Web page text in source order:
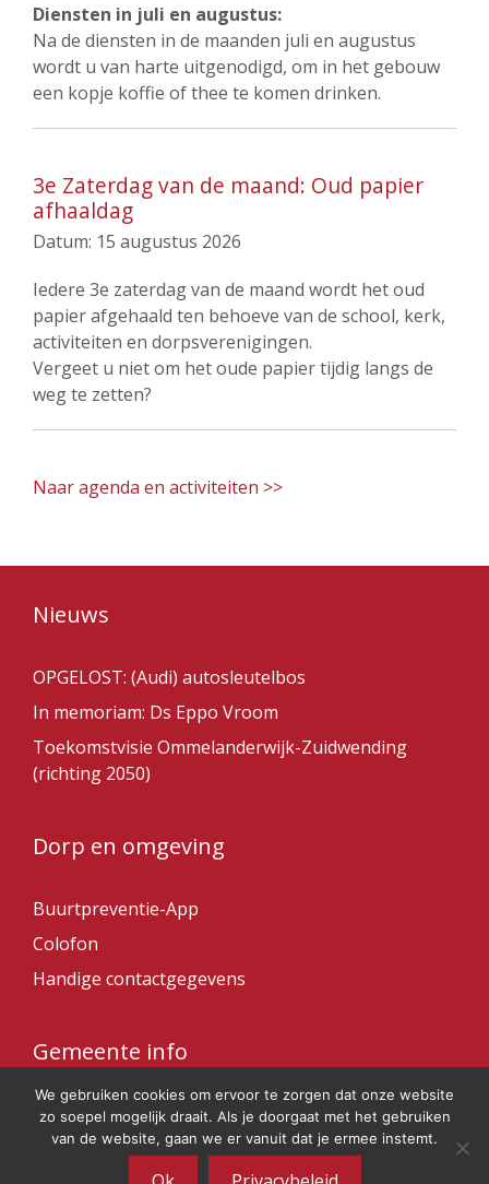
Diensten in juli en augustus:
Na de diensten in de maanden juli en augustus
wordt u van harte uitgenodigd, om in het gebouw
een kopje koffie of thee te komen drinken.
3e Zaterdag van de maand: Oud papier
afhaaldag
Datum: 15 augustus 2026
Iedere 3e zaterdag van de maand wordt het oud
papier afgehaald ten behoeve van de school, kerk,
activiteiten en dorpsverenigingen.
Vergeet u niet om het oude papier tijdig langs de
weg te zetten?
Naar agenda en activiteiten >>
Nieuws
OPGELOST: (Audi) autosleutelbos
In memoriam: Ds Eppo Vroom
Toekomstvisie Ommelanderwijk-Zuidwending
(richting 2050)
Dorp en omgeving
Buurtpreventie-App
Colofon
Handige contactgegevens
Gemeente info
Gemeente Veendam
We gebruiken cookies om ervoor te zorgen dat onze website
zo soepel mogelijk draait. Als je doorgaat met het gebruiken
van de website, gaan we er vanuit dat je ermee instemt.